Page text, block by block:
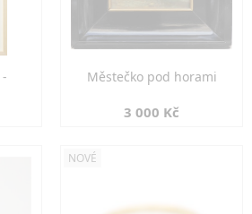
Městečko pod horami
3 000 Kč
NOVÉ